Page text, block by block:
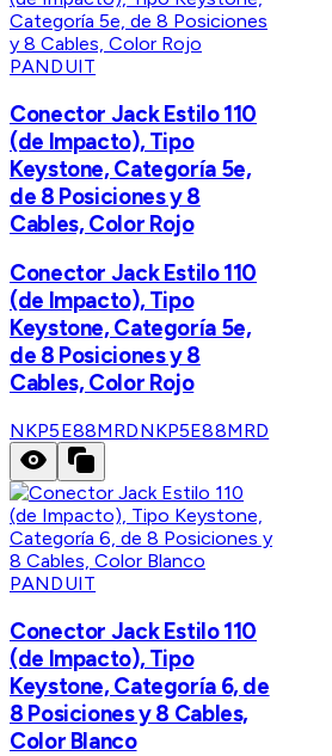
PANDUIT
Conector Jack Estilo 110
(de Impacto), Tipo
Keystone, Categoría 5e,
de 8 Posiciones y 8
Cables, Color Rojo
Conector Jack Estilo 110
(de Impacto), Tipo
Keystone, Categoría 5e,
de 8 Posiciones y 8
Cables, Color Rojo
NKP5E88MRDNKP5E88MRD
PANDUIT
Conector Jack Estilo 110
(de Impacto), Tipo
Keystone, Categoría 6, de
8 Posiciones y 8 Cables,
Color Blanco